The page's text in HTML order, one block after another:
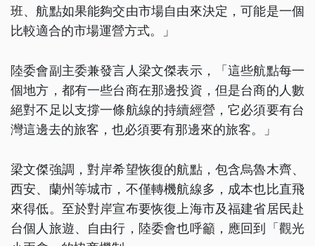
班、航點如果能夠交由市場自由來決定，可能是一個
比較適合的市場運營方式。」
陸委會副主委兼發言人梁文傑表示，「這些航點每一
個地方，都有一些台商在那邊投資，但是台商的人數
絕對不足以支撐一條航線的持續經營，它必須要有台
灣這邊去的旅客，也必須要有那邊來的旅客。」
梁文傑強調，對岸希望恢復的航點，包含烏魯木齊、
西安、蘭州等城市，不僅轉機航線多，成本也比直飛
來得低。至於對岸宣布要恢復上海市及福建省居民赴
台個人旅遊、自由行，陸委會也呼籲，應回到「觀光